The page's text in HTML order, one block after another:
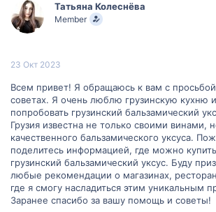
е
м
ы
ч
Татьяна Колеснёва
Member
23 Окт 2023
Всем привет! Я обращаюсь к вам с
советах. Я очень люблю грузинскую кухню
попробовать грузинский бальзамический
Грузия известна не только своими винами,
качественного бальзамического уксуса.
поделитесь информацией, где можно
грузинский бальзамический уксус. Буду
любые рекомендации о магазинах,
где я смогу насладиться этим уникальным
Заранее спасибо за вашу помощь и советы!